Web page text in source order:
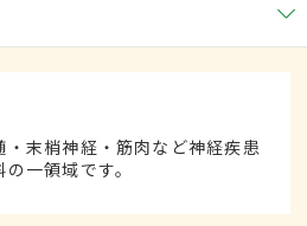
末梢神経・筋肉など神経疾患
一領域です。